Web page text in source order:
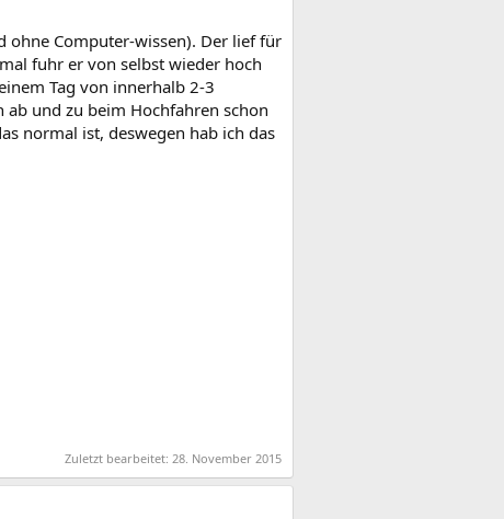
ohne Computer-wissen). Der lief für
fuhr er von selbst wieder hoch
Tag von innerhalb 2-3
ab und zu beim Hochfahren schon
normal ist, deswegen hab ich das
Zuletzt bearbeitet: 28. November 2015